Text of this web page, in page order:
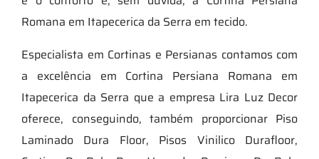
Romana em Itapecerica da Serra em tecido.
Especialista em Cortinas e Persianas contamos com
a excelência em Cortina Persiana Romana em
Itapecerica da Serra que a empresa Lira Luz Decor
oferece, conseguindo, também proporcionar Piso
Laminado Dura Floor, Pisos Vinilico Durafloor,